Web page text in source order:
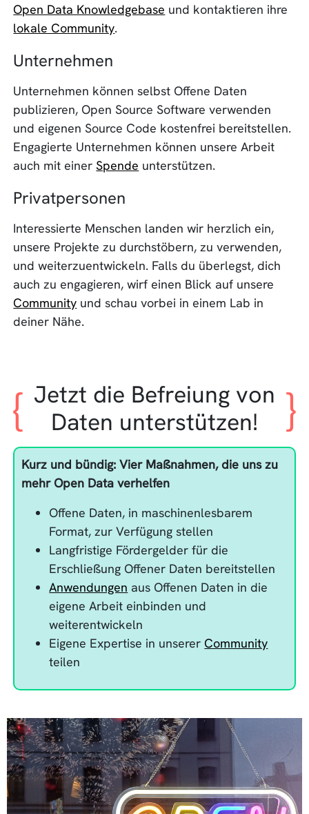
Open Data Knowledgebase und kontaktieren ihre
lokale Community.
Unternehmen
Unternehmen können selbst Offene Daten
publizieren, Open Source Software verwenden
und eigenen Source Code kostenfrei bereitstellen.
Engagierte Unternehmen können unsere Arbeit
auch mit einerSpende unterstützen.
Privatpersonen
Interessierte Menschen landen wir herzlich ein,
unsere Projekte zu durchstöbern, zu verwenden,
und weiterzuentwickeln. Falls du überlegst, dich
auch zu engagieren, wirf einen Blick auf unsere
Community und schau vorbei in einem Lab in
deiner Nähe.
Jetzt die Befreiung von
Daten unterstützen!
Kurz und bündig: Vier Maßnahmen, die uns zu
mehr Open Data verhelfen
Offene Daten, in maschinenlesbarem
Format, zur Verfügung stellen
Langfristige Fördergelder für die
Erschließung Offener Daten bereitstellen
Anwendungen aus Offenen Daten in die
eigene Arbeit einbinden und
weiterentwickeln
Eigene Expertise in unserer Community
teilen